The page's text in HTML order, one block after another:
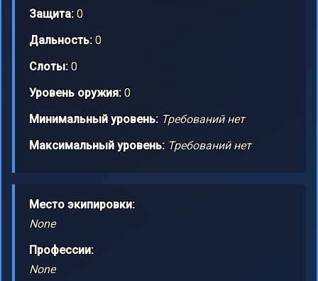
Защита:0
Дальность:0
Слоты:0
Уровень оружия:0
Минимальный уровень: Требований нет
Максимальный уровень: Требований нет
Место экипировки:
None
Профессии:
None